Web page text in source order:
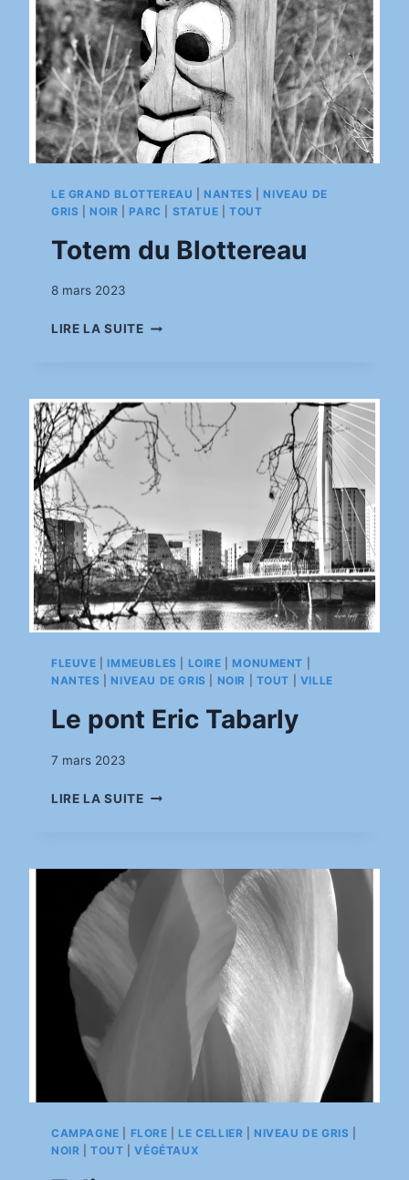
LE GRAND BLOTTEREAU |NANTES |NIVEAU DE
GRIS |NOIR |PARC STATUE TOUT
Totem du Blottereau
Par
8 mars 2023
LIRE LA SUITETOTEM
FLEUVE |IMMEUBLES LOIRE |MONUMENT
NANTES |NIVEAU DE GRIS NOIR TOUT VILLE
Le pont Eric Tabarly
Par
7 mars 2023
LIRE LA SUITELE
CAMPAGNE FLORE |LE CELLIER |NIVEAU DE GRIS
NOIR |TOUT |VÉGÉTAUX